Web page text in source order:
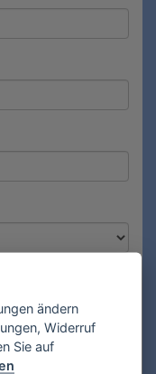
ändern
Widerruf
Sie auf